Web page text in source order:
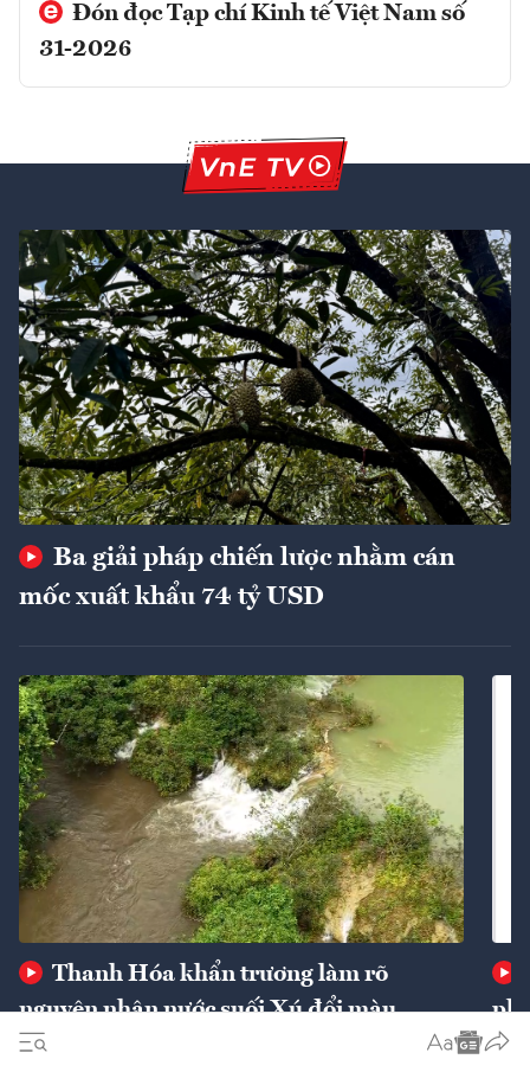
Đón đọc Tạp chí Kinh tế Việt Nam số
31-2026
Ba giải pháp chiến lược nhằm cán
mốc xuất khẩu 74 tỷ USD
Thanh Hóa khẩn trương làm rõ
nguyên nhân nước suối Xú đổi màu
phí